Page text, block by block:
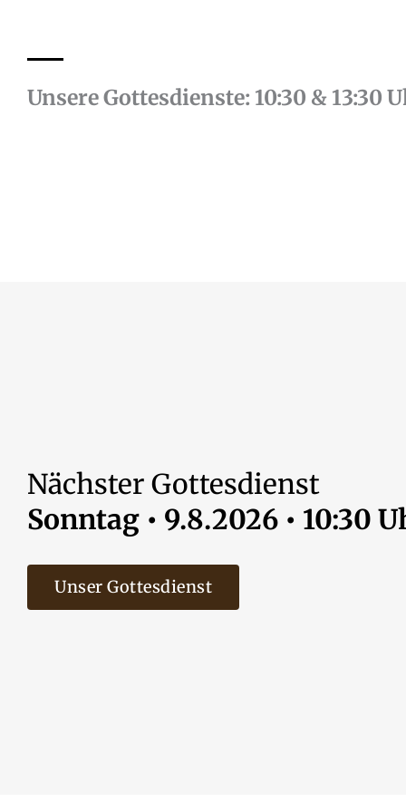
Unsere Gottesdienste: 10:30 & 13:30
Nächster Gottesdienst
Sonntag • 9.8.2026 • 10:30
Unser Gottesdienst